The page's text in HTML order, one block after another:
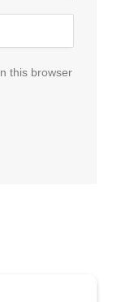
this browser